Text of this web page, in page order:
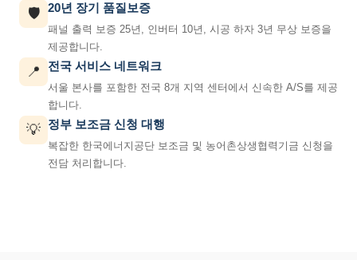
🛡️ 20년 장기 품질보증
패널 출력 보증 25년, 인버터 10년, 시공 하자 3년 무상 보증을
제공합니다.
📍 전국 서비스 네트워크
서울 본사를 포함한 전국 8개 지역 센터에서 신속한 A/S를 제공
합니다.
💡 정부 보조금 신청 대행
복잡한 한국에너지공단 보조금 및 농어촌상생협력기금 신청을
전담 처리합니다.